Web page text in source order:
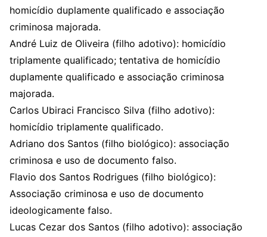
homicídio duplamente qualificado e associação
criminosa majorada.
André Luiz de Oliveira (filho adotivo): homicídio
triplamente qualificado; tentativa de homicídio
duplamente qualificado e associação criminosa
majorada.
Carlos Ubiraci Francisco Silva (filho adotivo):
homicídio triplamente qualificado.
Adriano dos Santos (filho biológico): associação
criminosa e uso de documento falso.
Flavio dos Santos Rodrigues (filho biológico):
Associação criminosa e uso de documento
ideologicamente falso.
Lucas Cezar dos Santos (filho adotivo): associação